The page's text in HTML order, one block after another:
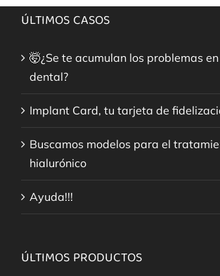
ÚLTIMOS CASOS
🤯¿Se te acumulan los problemas
dental?
Implant Card, tu tarjeta de
Buscamos modelos para el
hialurónico
Ayuda!!!
ÚLTIMOS PRODUCTOS